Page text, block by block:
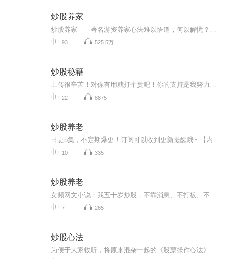
炒股养家
93 525.5万
炒股秘籍
22 8875
炒股养老
10 335
炒股养老
7 265
炒股心法